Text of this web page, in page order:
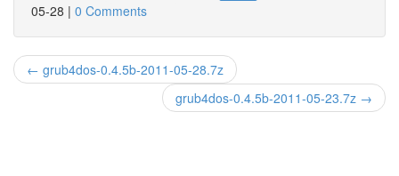
05-28 | 0 Comments
← grub4dos-0.4.5b-2011-05-28.7z
grub4dos-0.4.5b-2011-05-23.7z →